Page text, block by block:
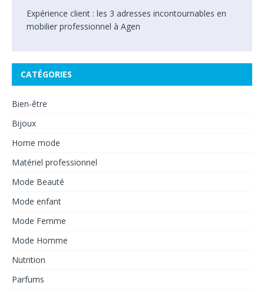
Expérience client : les 3 adresses incontournables en
mobilier professionnel à Agen
CATÉGORIES
Bien-être
Bijoux
Home mode
Matériel professionnel
Mode Beauté
Mode enfant
Mode Femme
Mode Homme
Nutrition
Parfums